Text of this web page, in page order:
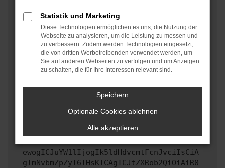
Betriebssystem auf dem neuesten Stand sind.
Veraltete Software birgt nicht nur ein
Sicherheitsrisiko, sondern kann auch dazu führen,
dass bestimmte Funktionen nicht mehr unterstützt
werden.
Wende dich an den Webseitenbetreiber.
Wenn du alle oben genannten Schritte versucht hast,
kontaktiere uns bitte. Wir werden versuchen, das
Problem zu beheben. Du kannst uns diesen Text
schicken, um uns bei der Fehlersuche zu
ewogICJuYW1lIjogIk5ldHdvcmtFcnJvciIsCiA
gImNvbmZpZyI6IHsKICAgICJtZXRob2QiOiAiR0
Statistik und Marketing
Diese Technologien ermöglichen es uns, die Nutzung der
Webseite zu analysieren, um die Leistung zu messen und
zu verbessern. Zudem werden Technologien eingesetzt,
die von dritten Werbetreibenden verwendet werden, um
Sie auf anderen Webseiten zu verfolgen und um Anzeigen
zu schalten, die für Ihre Interessen relevant sind.
Speichern
Optionale Cookies ablehnen
Alle akzeptieren